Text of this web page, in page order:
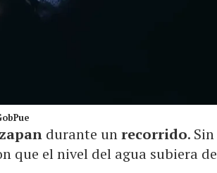
durante unrecorrido. Sin
que el nivel del agua subiera de